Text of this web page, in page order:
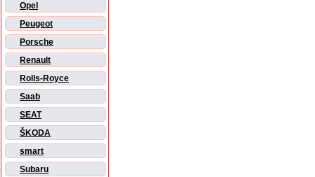
Opel
Peugeot
Porsche
Renault
Rolls-Royce
Saab
SEAT
ŠKODA
smart
Subaru